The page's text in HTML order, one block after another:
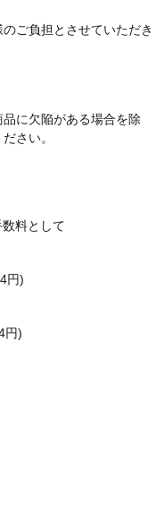
ご負担とさせていただき
に欠陥がある場合を除
さい。
料として
円)
円)